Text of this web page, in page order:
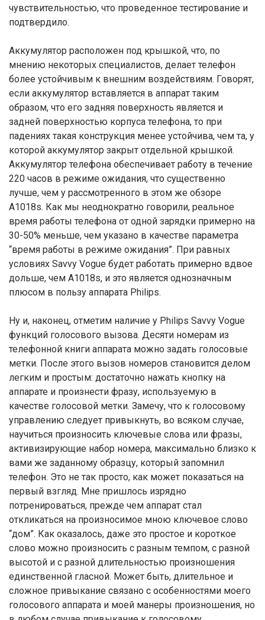
чувствительностью, что проведенное тестирование и
подтвердило.
Аккумулятор расположен под крышкой, что, по
мнению некоторых специалистов, делает телефон
более устойчивым к внешним воздействиям. Говорят,
если аккумулятор вставляется в аппарат таким
образом, что его задняя поверхность является и
задней поверхностью корпуса телефона, то при
падениях такая конструкция менее устойчива, чем та, у
которой аккумулятор закрыт отдельной крышкой.
Аккумулятор телефона обеспечивает работу в течение
220 часов в режиме ожидания, что существенно
лучше, чем у рассмотренного в этом же обзоре
A1018s. Как мы неоднократно говорили, реальное
время работы телефона от одной зарядки примерно на
30-50% меньше, чем указано в качестве параметра
“время работы в режиме ожидания”. При равных
условиях Savvy Vogue будет работать примерно вдвое
дольше, чем A1018s, и это является однозначным
плюсом в пользу аппарата Philips.
Ну и, наконец, отметим наличие у Philips Savvy Vogue
функций голосового вызова. Десяти номерам из
телефонной книги аппарата можно задать голосовые
метки. После этого вызов номеров становится делом
легким и простым: достаточно нажать кнопку на
аппарате и произнести фразу, используемую в
качестве голосовой метки. Замечу, что к голосовому
управлению следует привыкнуть, во всяком случае,
научиться произносить ключевые слова или фразы,
активизирующие набор номера, максимально близко к
вами же заданному образцу, который запомнил
телефон. Это не так просто, как может показаться на
первый взгляд. Мне пришлось изрядно
потренироваться, прежде чем аппарат стал
откликаться на произносимое мною ключевое слово
“дом”. Как оказалось, даже это простое и короткое
слово можно произносить с разным темпом, с разной
высотой и с разной длительностью произношения
единственной гласной. Может быть, длительное и
сложное привыкание связано с особенностями моего
голосового аппарата и моей манеры произношения, но